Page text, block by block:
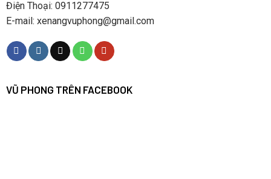
Điện Thoại: 0911277475
E-mail: xenangvuphong@gmail.com
VŨ PHONG TRÊN FACEBOOK